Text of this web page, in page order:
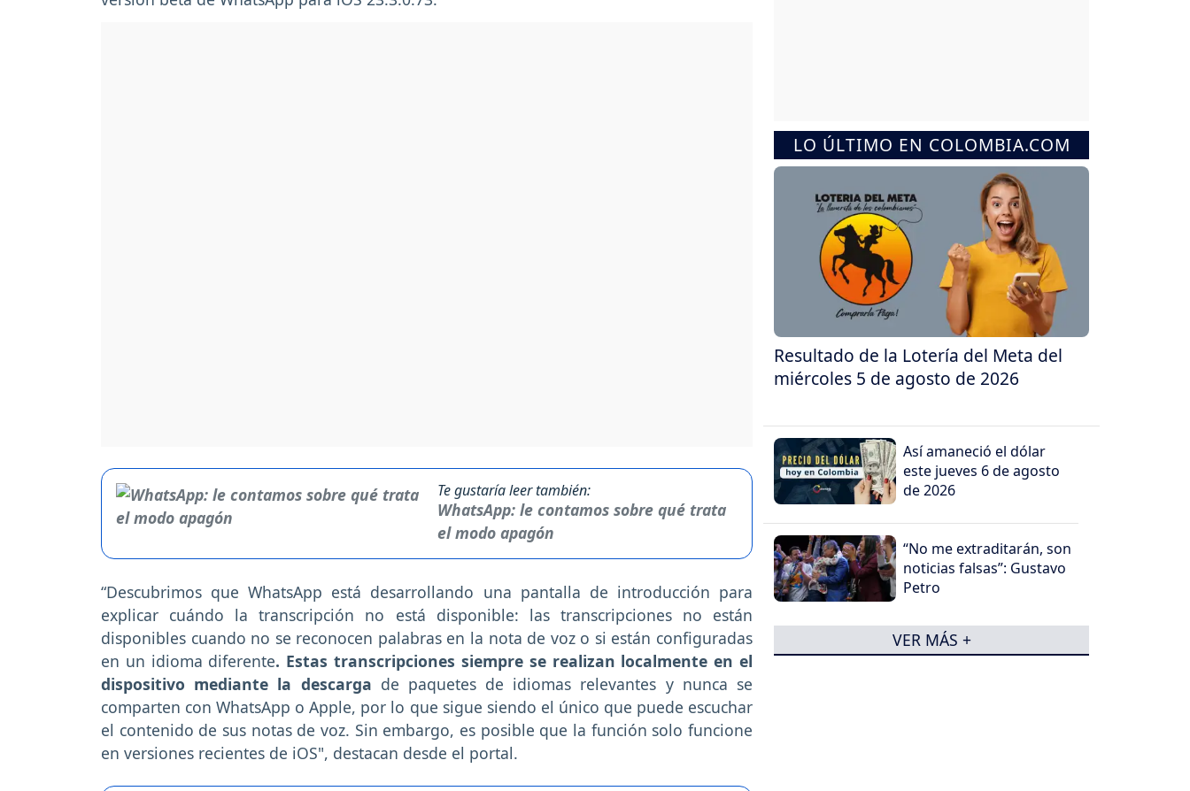
Te gustaría leer también:
WhatsApp: le contamos sobre qué trata
el modo apagón
“Descubrimos que WhatsApp está desarrollando una pantalla de introducción para
explicar cuándo la transcripción no está disponible: las transcripciones no están
disponibles cuando no se reconocen palabras en la nota de voz o si están configuradas
en un idioma diferente. Estas transcripciones siempre se realizan localmente en el
dispositivo mediante la descarga de paquetes de idiomas relevantes y nunca se
comparten con WhatsApp o Apple, por lo que sigue siendo el único que puede escuchar
el contenido de sus notas de voz. Sin embargo, es posible que la función solo funcione
en versiones recientes de iOS", destacan desde el portal.
LO ÚLTIMO EN COLOMBIA.COM
Resultado de la Lotería del Meta del
miércoles 5 de agosto de 2026
Así amaneció el dólar
este jueves 6 de agosto
de 2026
“No me extraditarán, son
noticias falsas”: Gustavo
Petro
VER MÁS +